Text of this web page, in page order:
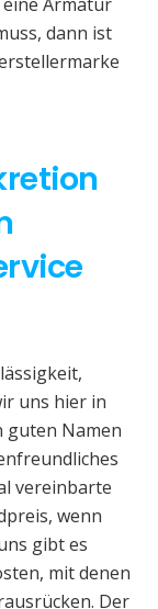
dann ist
uns hier in
guten Namen
vereinbarte
wenn
gibt es
mit denen
Der